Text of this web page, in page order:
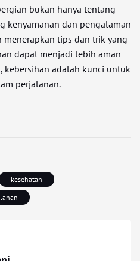
bukan hanya tentang
kenyamanan dan pengalaman
menerapkan tips dan trik yang
dapat menjadi lebih aman
kebersihan adalah kunci untuk
perjalanan.
kesehatan